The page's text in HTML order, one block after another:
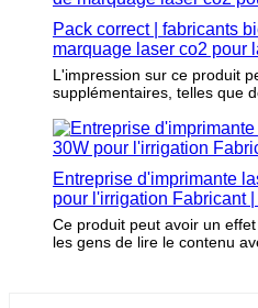
Pack correct | fabricants
marquage laser co2 pour
L'impression sur ce produit
supplémentaires, telles que
informations sur les articles
Entreprise d'imprimante
pour l'irrigation Fabricant
Ce produit peut avoir un
les gens de lire le contenu